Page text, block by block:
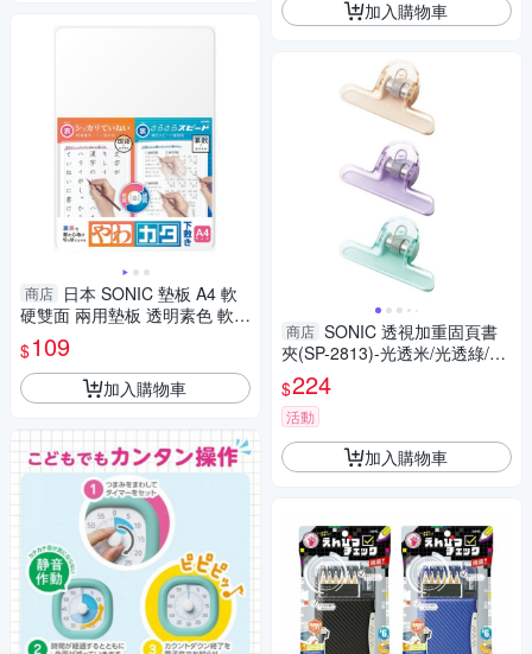
商店 日本 SONIC 墊板 A4 軟
硬雙面 兩用墊板 透明素色 軟墊
板 小學生 文具 1272
$109
加入購物車
加入購物車
商店 SONIC 透視加重固頁書
夾(SP-2813)-光透米/光透綠/光
透紫
$224
活動
加入購物車